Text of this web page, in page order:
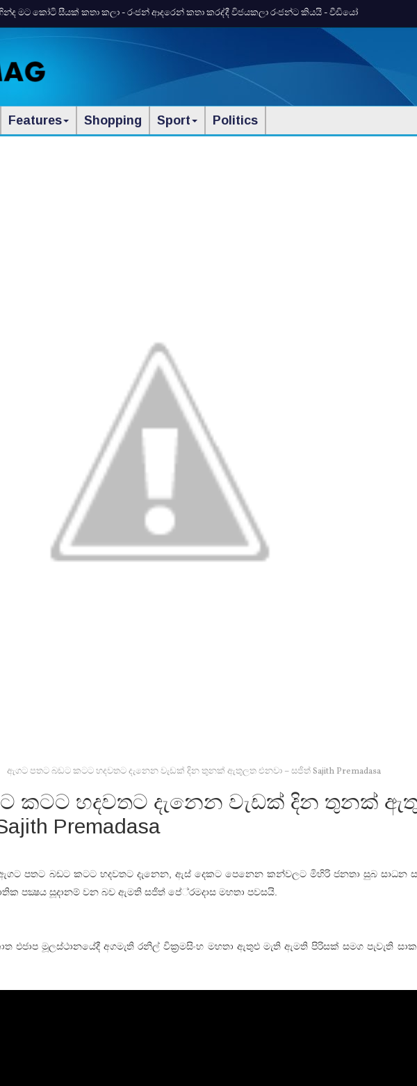
මට කෝටි සීයක් කතා කලා - රංජන් ආදරෙන් කතා කරද්දී විජයකලා රංජන්ට කියයි - වීඩියෝ
Features Shopping Sport Politics
ඇගට පතට බඩට කටට හදවතට දැනෙන වැඩක් දින තුනක් ඇතුලත එනවා – සජිත් Sajith Premadasa
කටට හදවතට දැනෙන වැඩක් දින තුනක්
Premadasa
පතට බඩට කටට හදවතට දැනෙන, ඇස් දෙකට පෙනෙන කන්වලට මිහිරි ජනතා සුබ සාධන
පක්‍ෂය සූදානම් වන බව ඇමති සජිත් පේ‍්‍රමදාස මහතා පවසයි.
මූලස්ථානයේදී අගමැති රනිල් වික‍්‍රමසිංහ මහතා ඇතුළු මැති ඇමති පිරිසක් සමග පැවැති